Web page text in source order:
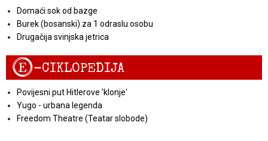
Domaći sok od bazge
Burek (bosanski) za 1 odraslu osobu
Drugačija svinjska jetrica
E-CIKLOPEDIJA
Povijesni put Hitlerove 'klonje'
Yugo - urbana legenda
Freedom Theatre (Teatar slobode)